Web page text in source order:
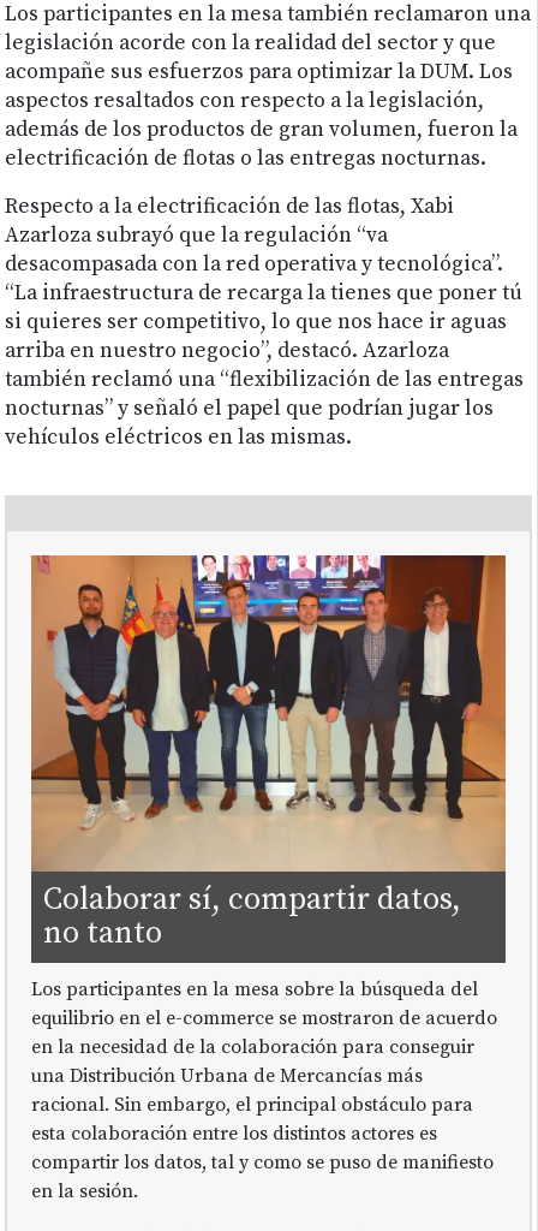
Los participantes en la mesa también reclamaron una
legislación acorde con la realidad del sector y que
acompañe sus esfuerzos para optimizar la DUM. Los
aspectos resaltados con respecto a la legislación,
además de los productos de gran volumen, fueron la
electrificación de flotas o las entregas nocturnas.
Respecto a la electrificación de las flotas, Xabi
Azarloza subrayó que la regulación “va
desacompasada con la red operativa y tecnológica”.
“La infraestructura de recarga la tienes que poner tú
si quieres ser competitivo, lo que nos hace ir aguas
arriba en nuestro negocio”, destacó. Azarloza
también reclamó una “flexibilización de las entregas
nocturnas” y señaló el papel que podrían jugar los
vehículos eléctricos en las mismas.
Colaborar sí, compartir datos,
no tanto
Los participantes en la mesa sobre la búsqueda del
equilibrio en el e-commerce se mostraron de acuerdo
en la necesidad de la colaboración para conseguir
una Distribución Urbana de Mercancías más
racional. Sin embargo, el principal obstáculo para
esta colaboración entre los distintos actores es
compartir los datos, tal y como se puso de manifiesto
en la sesión.